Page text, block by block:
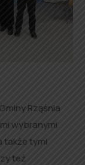
Rząśnia
wybranymi
także tymi
też